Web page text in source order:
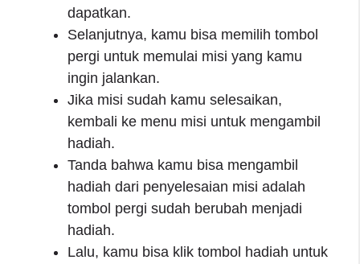
dapatkan.
Selanjutnya, kamu bisa memilih tombol
pergi untuk memulai misi yang kamu
ingin jalankan.
Jika misi sudah kamu selesaikan,
kembali ke menu misi untuk mengambil
hadiah.
Tanda bahwa kamu bisa mengambil
hadiah dari penyelesaian misi adalah
tombol pergi sudah berubah menjadi
hadiah.
Lalu, kamu bisa klik tombol hadiah untuk